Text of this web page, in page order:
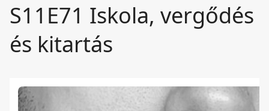
S11E71 Iskola, vergődés
és kitartás